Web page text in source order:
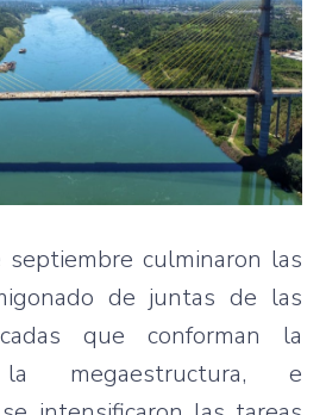
culminaron las
de juntas de las
que conforman la
megaestructura, e